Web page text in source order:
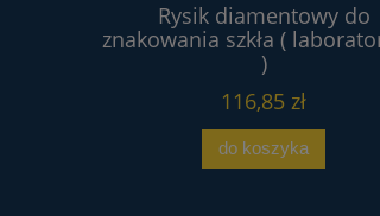
Rysik diamentowy do
znakowania szkła (
)
116,85 zł
do koszyka